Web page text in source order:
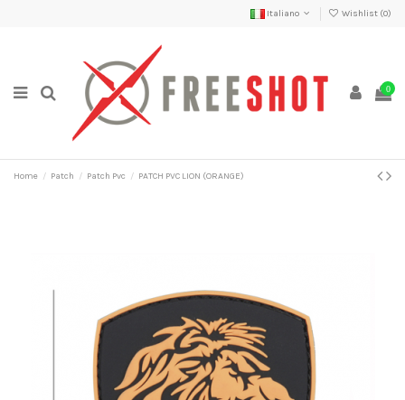
Italiano Wishlist (0)
0
Home Patch Patch Pvc PATCH PVC LION (ORANGE)